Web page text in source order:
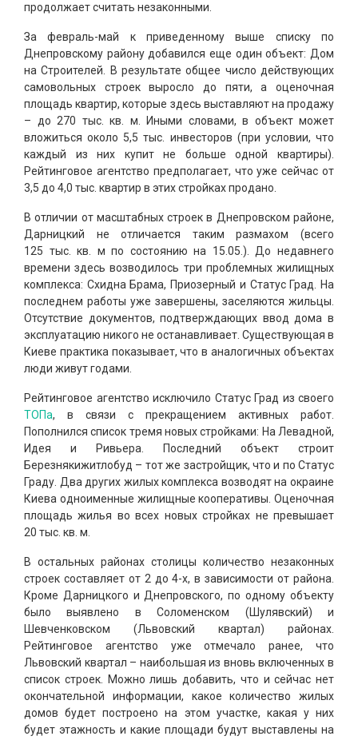
продолжает считать незаконными.
За февраль-май к приведенному выше списку по
Днепровскому району добавился еще один объект: Дом
на Строителей. В результате общее число действующих
самовольных строек выросло до пяти, а оценочная
площадь квартир, которые здесь выставляют на продажу
– до 270 тыс. кв. м. Иными словами, в объект может
вложиться около 5,5 тыс. инвесторов (при условии, что
каждый из них купит не больше одной квартиры).
Рейтинговое агентство предполагает, что уже сейчас от
3,5 до 4,0 тыс. квартир в этих стройках продано.
В отличии от масштабных строек в Днепровском районе,
Дарницкий не отличается таким размахом (всего
125 тыс. кв. м по состоянию на 15.05.). До недавнего
времени здесь возводилось три проблемных жилищных
комплекса: Схидна Брама, Приозерный и Статус Град. На
последнем работы уже завершены, заселяются жильцы.
Отсутствие документов, подтверждающих ввод дома в
эксплуатацию никого не останавливает. Существующая в
Киеве практика показывает, что в аналогичных объектах
люди живут годами.
Рейтинговое агентство исключило Статус Град из своего
ТОПа, в связи с прекращением активных работ.
Пополнился список тремя новых стройками: На Левадной,
Идея и Ривьера. Последний объект строит
Березнякижитлобуд – тот же застройщик, что и по Статус
Граду. Два других жилых комплекса возводят на окраине
Киева одноименные жилищные кооперативы. Оценочная
площадь жилья во всех новых стройках не превышает
20 тыс. кв. м.
В остальных районах столицы количество незаконных
строек составляет от 2 до 4-х, в зависимости от района.
Кроме Дарницкого и Днепровского, по одному объекту
было выявлено в Соломенском (Шулявский) и
Шевченковском (Львовский квартал) районах.
Рейтинговое агентство уже отмечало ранее, что
Львовский квартал – наибольшая из вновь включенных в
список строек. Можно лишь добавить, что и сейчас нет
окончательной информации, какое количество жилых
домов будет построено на этом участке, какая у них
будет этажность и какие площади будут выставлены на